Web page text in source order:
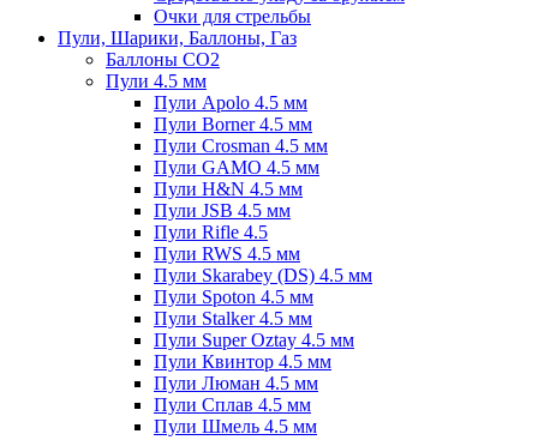
Очки для стрельбы
Пули, Шарики, Баллоны, Газ
Баллоны CO2
Пули 4.5 мм
Пули Apolo 4.5 мм
Пули Borner 4.5 мм
Пули Crosman 4.5 мм
Пули GAMO 4.5 мм
Пули H&N 4.5 мм
Пули JSB 4.5 мм
Пули Rifle 4.5
Пули RWS 4.5 мм
Пули Skarabey (DS) 4.5 мм
Пули Spoton 4.5 мм
Пули Stalker 4.5 мм
Пули Super Oztay 4.5 мм
Пули Квинтор 4.5 мм
Пули Люман 4.5 мм
Пули Сплав 4.5 мм
Пули Шмель 4.5 мм